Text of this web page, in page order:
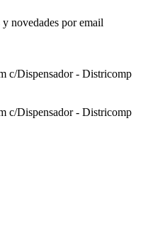
novedades por email